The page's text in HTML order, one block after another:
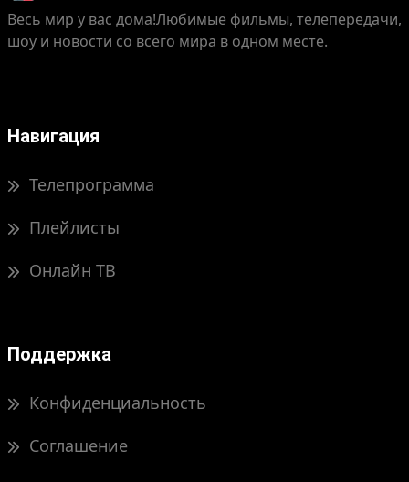
Весь мир у вас дома!Любимые фильмы, телепередачи,
шоу и новости со всего мира в одном месте.
Навигация
Телепрограмма
Плейлисты
Онлайн ТВ
Поддержка
Конфиденциальность
Соглашение